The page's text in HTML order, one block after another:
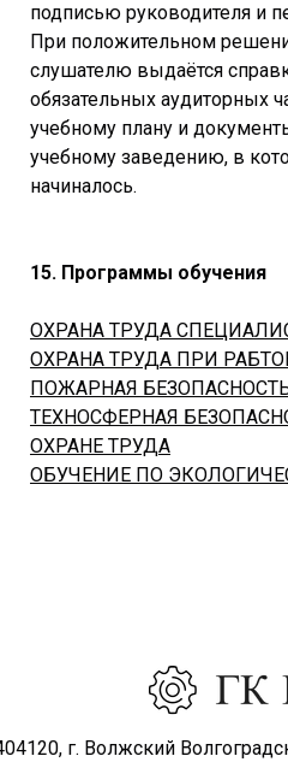
подписью руководителя и
При положительном
слушателю выдаётся
обязательных аудиторных
учебному плану и
учебному заведению, в
начиналось.
15. Программы обучения
ОХРАНА ТРУДА
ОХРАНА ТРУДА ПРИ
ПОЖАРНАЯ
ТЕХНОСФЕРНАЯ
ОХРАНЕ ТРУДА
ОБУЧЕНИЕ ПО
г. Волжский